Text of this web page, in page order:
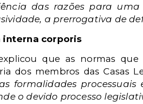
das razões para
a prerrogativa de
interna corporis
que as normas
dos membros das Casas
formalidades
o devido processo